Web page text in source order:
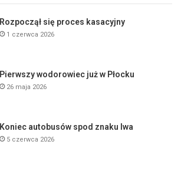
Rozpoczął się proces kasacyjny
1 czerwca 2026
Pierwszy wodorowiec już w Płocku
26 maja 2026
Koniec autobusów spod znaku lwa
5 czerwca 2026